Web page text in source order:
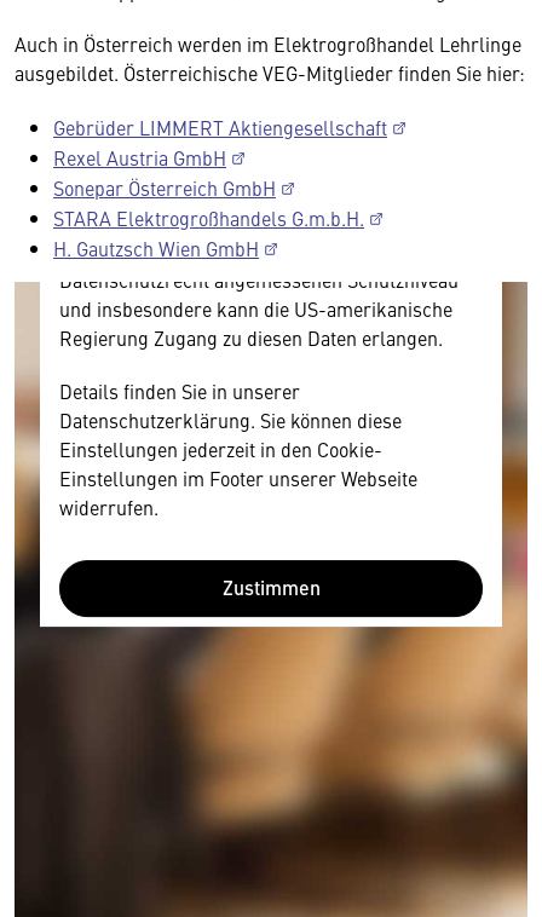
Auch in Österreich werden im Elektrogroßhandel Lehrlinge
ausgebildet. Österreichische VEG-Mitglieder finden Sie hier:
Gebrüder LIMMERT Aktiengesellschaft
Rexel Austria GmbH
Sonepar Österreich GmbH
STARA Elektrogroßhandels G.m.b.H.
H. Gautzsch Wien GmbH
Hier würden wir Ihnen gerne einen externen
Ihre Zustimmung, da Ihr Browser
personenbezogene technische Daten zu Geräten
und Nutzerverhalten mitunter mit US-
amerikanischen Anbietern austauscht.
Diese Daten unterliegen keinem dem EU-
Datenschutzrecht angemessenen Schutzniveau
und insbesondere kann die US-amerikanische
Regierung Zugang zu diesen Daten erlangen.
Details finden Sie in unserer
Datenschutzerklärung. Sie können diese
Einstellungen jederzeit in den Cookie-
Einstellungen im Footer unserer Webseite
widerrufen.
Zustimmen